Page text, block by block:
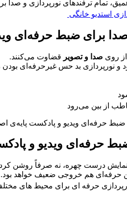
تمام ترفندهای نورپردازی و
استدیو خانگی
صدا برای ضبط حرفه‌ای
از روی صدا و تصویر قضاوت می‌کنند.
بد حس غیرحرفه‌ای بودن
از بین می‌رود
ضبط حرفه‌ای ویدیو و پادکست پایه‌ی
حرفه‌ای ویدیو و
نمایش درست چهره، نه صرفاً روشن
حرفه‌ای هم خروجی ضعیف خواهد بود.
حرفه ای برای محیط های